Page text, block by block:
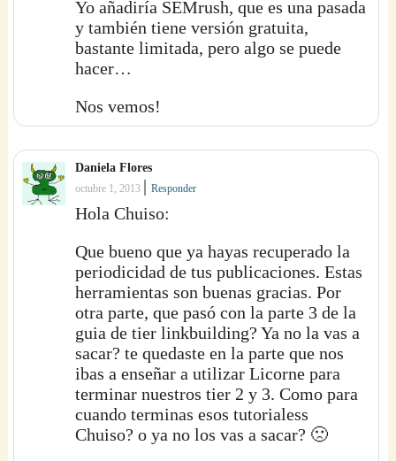
Yo añadiría SEMrush, que es una pasada
y también tiene versión gratuita,
bastante limitada, pero algo se puede
hacer…
Nos vemos!
Daniela Flores
octubre 1, 2013 |Responder
Hola Chuiso:
Que bueno que ya hayas recuperado la
periodicidad de tus publicaciones. Estas
herramientas son buenas gracias. Por
otra parte, que pasó con la parte 3 de la
guia de tier linkbuilding? Ya no la vas a
sacar? te quedaste en la parte que nos
ibas a enseñar a utilizar Licorne para
terminar nuestros tier 2 y 3. Como para
cuando terminas esos tutorialess
Chuiso? o ya no los vas a sacar? 🙁